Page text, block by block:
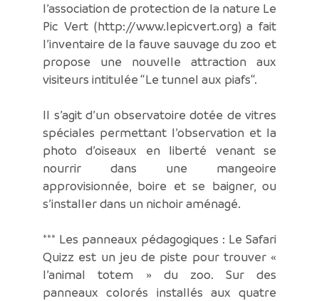
l’association de protection de la nature Le
Pic Vert (http://www.lepicvert.org) a fait
l’inventaire de la fauve sauvage du zoo et
propose une nouvelle attraction aux
visiteurs intitulée “Le tunnel aux piafs“.
Il s’agit d’un observatoire dotée de vitres
spéciales permettant l’observation et la
photo d’oiseaux en liberté venant se
nourrir dans une mangeoire
approvisionnée, boire et se baigner, ou
s’installer dans un nichoir aménagé.
*** Les panneaux pédagogiques : Le Safari
Quizz est un jeu de piste pour trouver «
l’animal totem » du zoo. Sur des
panneaux colorés installés aux quatre